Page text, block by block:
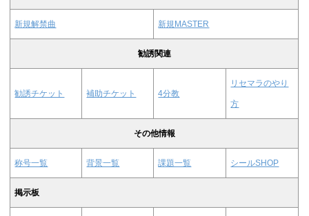
新規解禁曲 新規MASTER
勧誘関連
勧誘チケット 補助チケット 4分教
リセマラのやり
方
その他情報
称号一覧 背景一覧 課題一覧 シールSHOP
掲示板